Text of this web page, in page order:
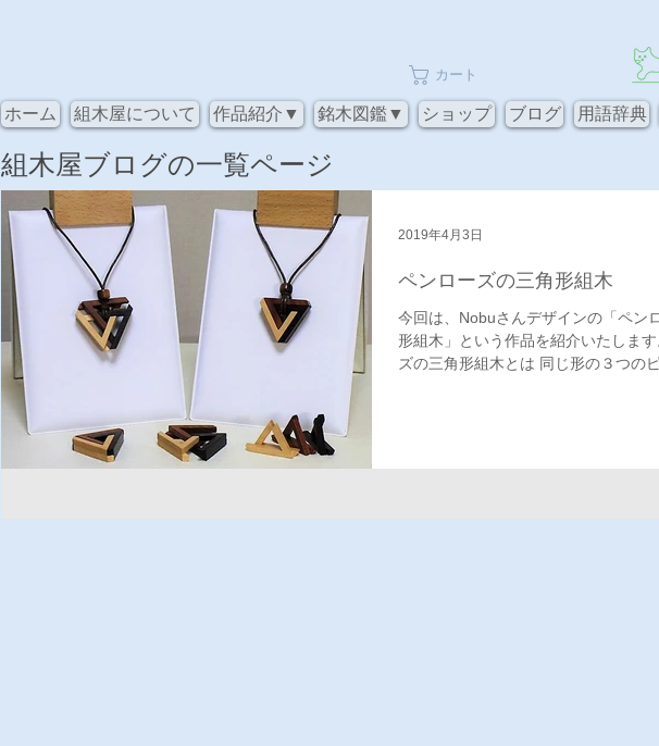
カート
ホーム 組木屋について 作品紹介▼ 銘木図鑑▼ ショップ ブログ 用語辞典
​組木屋ブログの一覧ページ
ペンローズの三角形組木
今回は、Nobuさんデザインの「ペン
形組木」という作品を紹介いたしま
ズの三角形組木とは 同じ形の３つの
2019年4月3日